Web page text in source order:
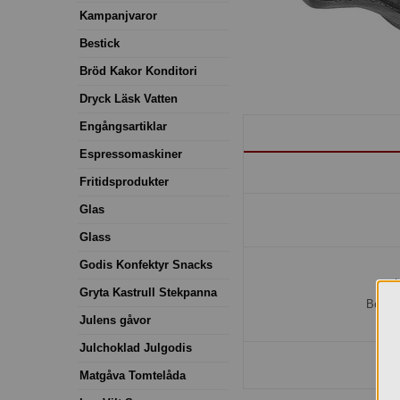
Kampanjvaror
Bestick
Bröd Kakor Konditori
Dryck Läsk Vatten
Engångsartiklar
Espressomaskiner
Fritidsprodukter
Glas
Glass
Godis Konfektyr Snacks
Gryta Kastrull Stekpanna
Julens gåvor
Julchoklad Julgodis
Matgåva Tomtelåda